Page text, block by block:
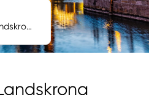
Städföretag i Landskrona